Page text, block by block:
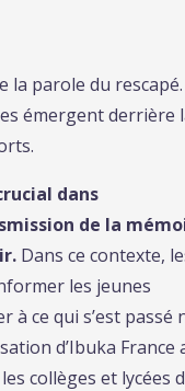
la parole du rescapé.
émergent derrière
dans
de la
Dans ce contexte,
les jeunes
à ce qui s’est passé
d’Ibuka France
collèges et lycées